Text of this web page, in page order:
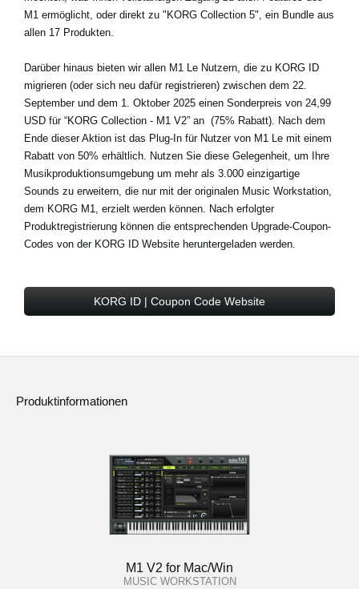
M1 ermöglicht, oder direkt zu "KORG Collection 5", ein Bundle aus
allen 17 Produkten.
Darüber hinaus bieten wir allen M1 Le Nutzern, die zu KORG ID
migrieren (oder sich neu dafür registrieren) zwischen dem 22.
September und dem 1. Oktober 2025 einen Sonderpreis von 24,99
USD für “KORG Collection - M1 V2” an (75% Rabatt). Nach dem
Ende dieser Aktion ist das Plug-In für Nutzer von M1 Le mit einem
Rabatt von 50% erhältlich. Nutzen Sie diese Gelegenheit, um Ihre
Musikproduktionsumgebung um mehr als 3.000 einzigartige
Sounds zu erweitern, die nur mit der originalen Music Workstation,
dem KORG M1, erzielt werden können. Nach erfolgter
Produktregistrierung können die entsprechenden Upgrade-Coupon-
Codes von der KORG ID Website heruntergeladen werden.
KORG ID | Coupon Code Website
Produktinformationen
M1 V2 for Mac/Win
MUSIC WORKSTATION